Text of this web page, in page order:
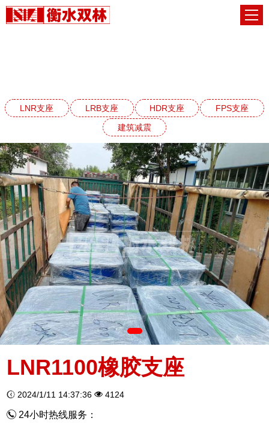
LNR支座 LRB支座 HDR支座
FPS支座
建筑减震
LNR1100橡胶支座
2024/1/11 14:37:36 4124
24小时热线服务：